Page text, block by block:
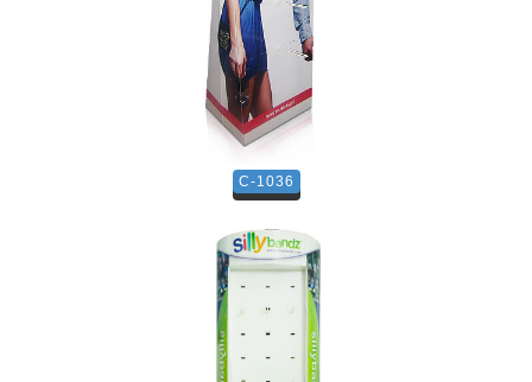
C-1036